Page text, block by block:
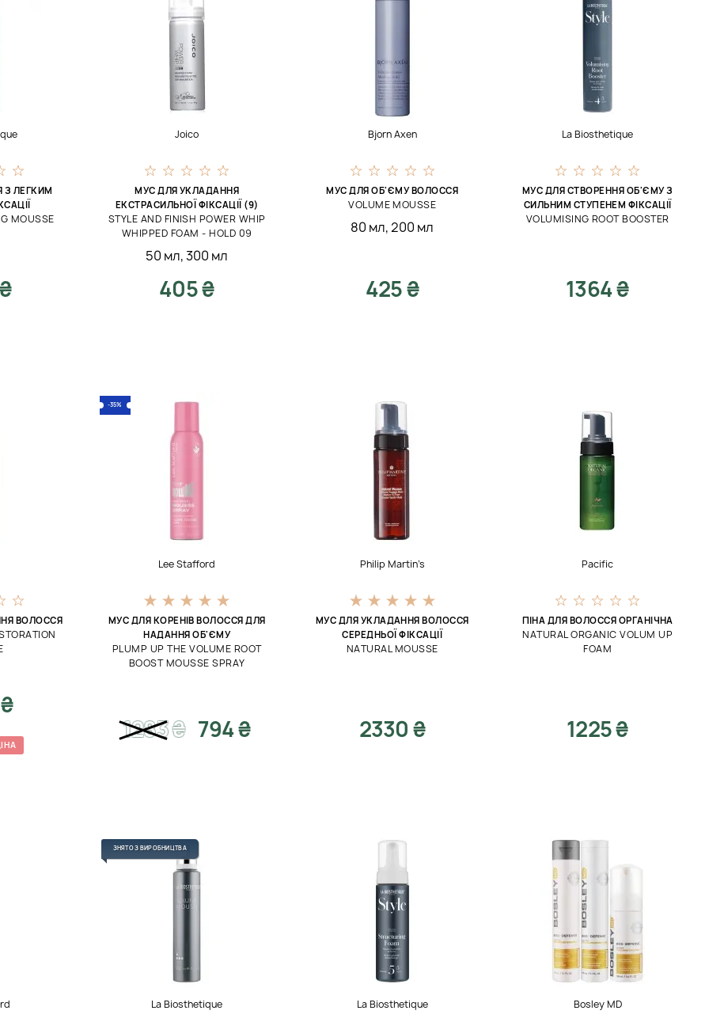
З ЛЕГКИМ
MOUSSE
Joico
МУС ДЛЯ УКЛАДАННЯ
ЕКСТРАСИЛЬНОЇ ФІКСАЦІЇ (9)
STYLE AND FINISH POWER WHIP
WHIPPED FOAM - HOLD 09
50 мл,300 мл
405 ₴
Bjorn Axen
МУС ДЛЯ ОБ'ЄМУ ВОЛОССЯ
VOLUME MOUSSE
80 мл,200 мл
425 ₴
La Biosthetique
МУС ДЛЯ СТВОРЕННЯ ОБ'ЄМУ З
СИЛЬНИМ СТУПЕНЕМ ФІКСАЦІЇ
VOLUMISING ROOT BOOSTER
1364 ₴
ВОЛОССЯ
-35%
Lee Stafford
МУС ДЛЯ КОРЕНІВ ВОЛОССЯ ДЛЯ
НАДАННЯ ОБ'ЄМУ
PLUMP UP THE VOLUME ROOT
BOOST MOUSSE SPRAY
1283₴ 794 ₴
Philip Martin’s
МУС ДЛЯ УКЛАДАННЯ ВОЛОССЯ
СЕРЕДНЬОЇ ФІКСАЦІЇ
NATURAL MOUSSE
2330 ₴
Pacific
ПІНА ДЛЯ ВОЛОССЯ ОРГАНІЧНА
NATURAL ORGANIC VOLUM UP
FOAM
1225 ₴
ЗНЯТО З ВИРОБНИЦТВА
La Biosthetique La Biosthetique Bosley MD